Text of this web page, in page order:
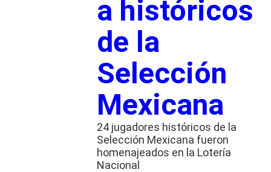
a históricos
de la
Selección
Mexicana
24 jugadores históricos de la
Selección Mexicana fueron
homenajeados en la Lotería
Nacional